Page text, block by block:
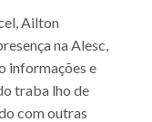
Ailton
na Alesc,
informações e
traba lho de
com outras